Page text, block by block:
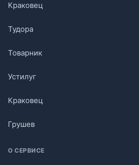
Краковец
Тудора
Товарник
Устилуг
Краковец
Грушев
О СЕРВИСЕ